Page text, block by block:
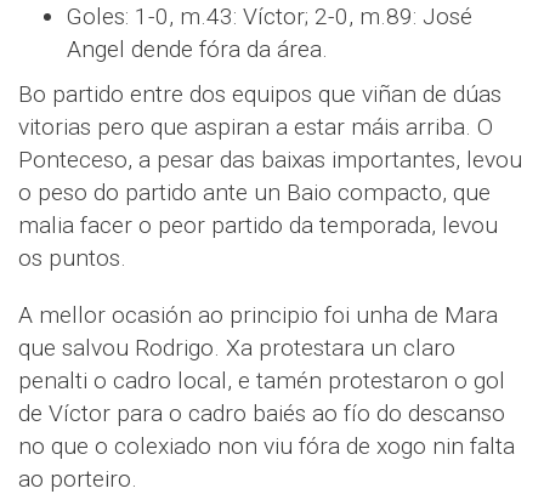
Goles: 1-0, m.43: Víctor; 2-0, m.89: José
Angel dende fóra da área.
Bo partido entre dos equipos que viñan de dúas
vitorias pero que aspiran a estar máis arriba. O
Ponteceso, a pesar das baixas importantes, levou
o peso do partido ante un Baio compacto, que
malia facer o peor partido da temporada, levou
os puntos.
A mellor ocasión ao principio foi unha de Mara
que salvou Rodrigo. Xa protestara un claro
penalti o cadro local, e tamén protestaron o gol
de Víctor para o cadro baiés ao fío do descanso
no que o colexiado non viu fóra de xogo nin falta
ao porteiro.